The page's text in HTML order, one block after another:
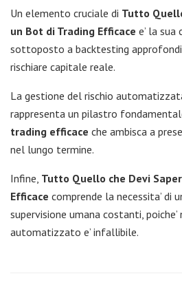
Un elemento cruciale di Tutto
un Bot di Trading Efficace e’ la sua
sottoposto a backtesting
rischiare capitale reale.
La gestione del rischio
rappresenta un pilastro
trading efficace che ambisca a
nel lungo termine.
Infine, Tutto Quello che Devi
Efficace comprende la necessita’ di
supervisione umana costanti, poiche’
automatizzato e’ infallibile.